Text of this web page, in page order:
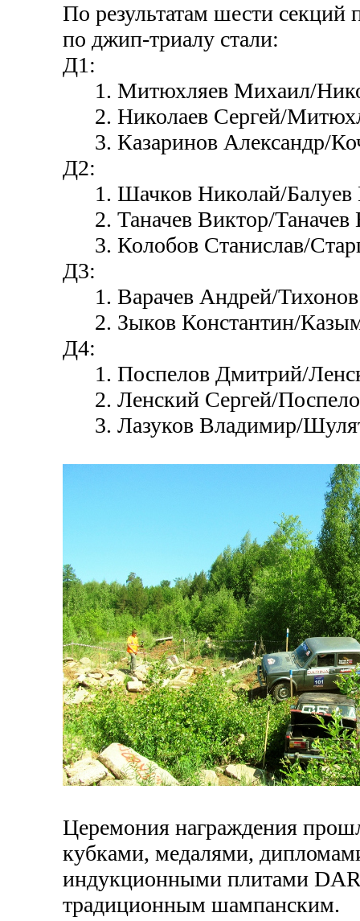
По результатам шести секций
по джип-триалу стали:
Д1:
1. Митюхляев Михаил/
2. Николаев Сергей/
3. Казаринов Александр/
Д2:
1. Шачков Николай/
2. Таначев Виктор/
3. Колобов Станислав/
Д3:
1. Варачев Андрей/
2. Зыков Константин/
Д4:
1. Поспелов Дмитрий/
2. Ленский Сергей/
3. Лазуков Владимир/
Церемония награждения
кубками, медалями,
индукционными плитами
традиционным шампанским.